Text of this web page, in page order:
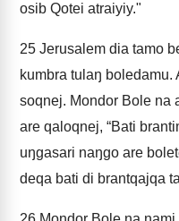
osib Qotei atraiyiy."
25 Jerusalem dia tamo
kumbra tulaŋ boledamu.
soqnej. Mondor Bole na
are qaloqnej, “Bati
uŋgasari naŋgo are
deqa bati di brantqajqa